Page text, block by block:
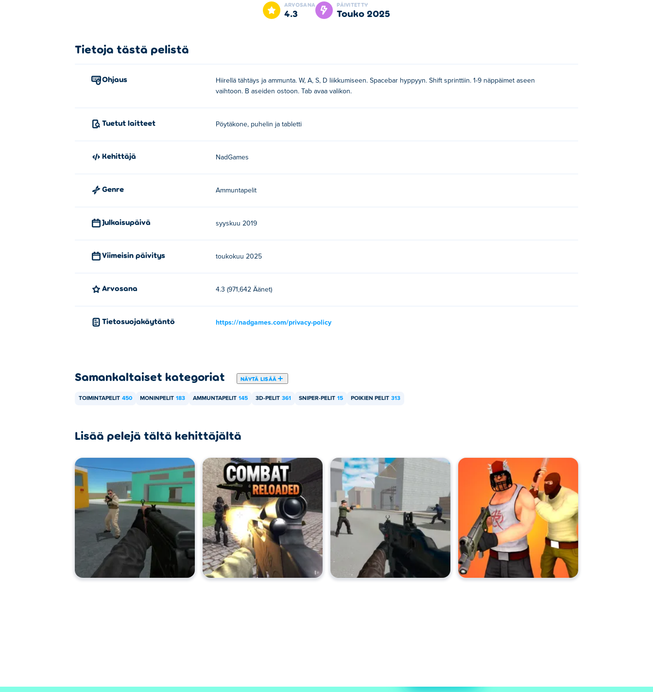
ARVOSANA
4.3
PÄIVITETTY
touko 2025
Tietoja tästä pelistä
Ohjaus
Hiirellä tähtäys ja ammunta. W, A, S, D liikkumiseen. Spacebar hyppyyn. Shift sprinttiin. 1-9 näppäimet aseen
vaihtoon. B aseiden ostoon. Tab avaa valikon.
Tuetut laitteet Pöytäkone, puhelin ja tabletti
Kehittäjä NadGames
Genre Ammuntapelit
Julkaisupäivä syyskuu 2019
Viimeisin päivitys toukokuu 2025
Arvosana 4.3 (971,642 Äänet)
Tietosuojakäytäntö https://nadgames.com/privacy-policy
Samankaltaiset kategoriat NÄYTÄ LISÄÄ
TOIMINTAPELIT 450 MONINPELIT 183 AMMUNTAPELIT 145 3D-PELIT 361 SNIPER-PELIT 15 POIKIEN PELIT 313
Lisää pelejä tältä kehittäjältä